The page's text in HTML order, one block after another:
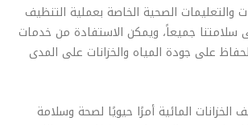
والتعليمات الصحية الخاصة بعملية التنظيف
سلامتنا جميعاً، ويمكن الاستفادة من خدمات
على جودة المياه والخزانات على المدى
المائية أمرًا حيويًا لصحة وسلامة